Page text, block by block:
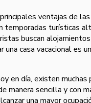
ventajas de
turísticas
buscan
casa vacacional es
en día, existen
manera sencilla y con
una mayor